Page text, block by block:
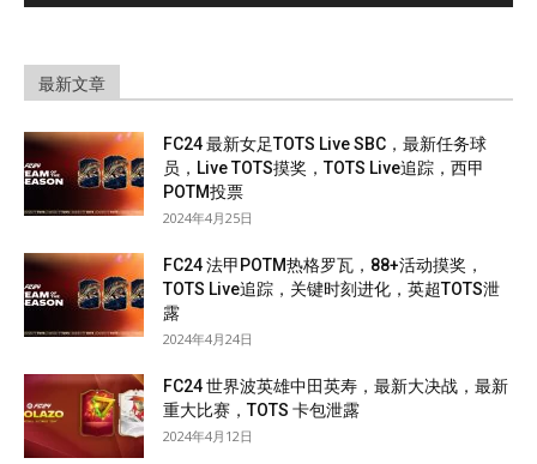
最新文章
FC24 最新女足TOTS Live SBC，最新任务球
员，Live TOTS摸奖，TOTS Live追踪，西甲
POTM投票
2024年4月25日
FC24 法甲POTM热格罗瓦，88+活动摸奖，
TOTS Live追踪，关键时刻进化，英超TOTS泄
露
2024年4月24日
FC24 世界波英雄中田英寿，最新大决战，最新
重大比赛，TOTS 卡包泄露
2024年4月12日